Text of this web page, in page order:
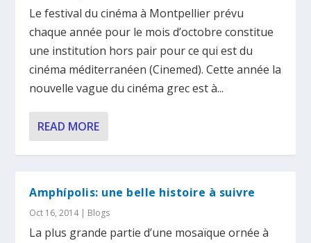
Le festival du cinéma à Montpellier prévu
chaque année pour le mois d’octobre constitue
une institution hors pair pour ce qui est du
cinéma méditerranéen (Cinemed). Cette année la
nouvelle vague du cinéma grec est à...
READ MORE
Amphípolis: une belle histoire à suivre
Oct 16, 2014| Blogs
La plus grande partie d’une mosaïque ornée à